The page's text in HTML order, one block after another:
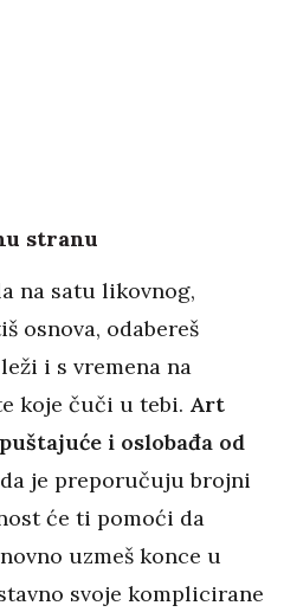
stranu
na satu likovnog,
osnova, odabereš
i s vremena na
koje čuči u tebi. Art
i oslobađa od
je preporučuju brojni
će ti pomoći da
uzmeš konce u
svoje komplicirane